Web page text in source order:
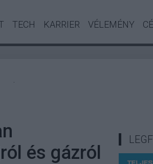
TECH KARRIER VÉLEMÉNY
és gázról